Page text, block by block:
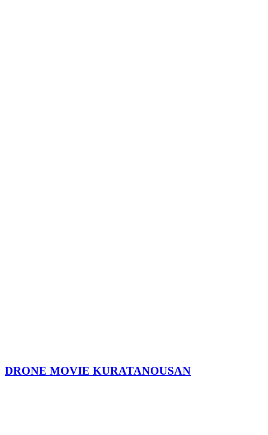
DRONE MOVIE KURATANOUSAN